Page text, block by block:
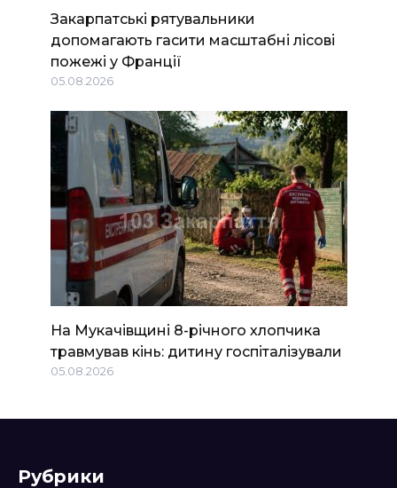
Закарпатські рятувальники
допомагають гасити масштабні лісові
пожежі у Франції
05.08.2026
На Мукачівщині 8-річного хлопчика
травмував кінь: дитину госпіталізували
05.08.2026
Рубрики